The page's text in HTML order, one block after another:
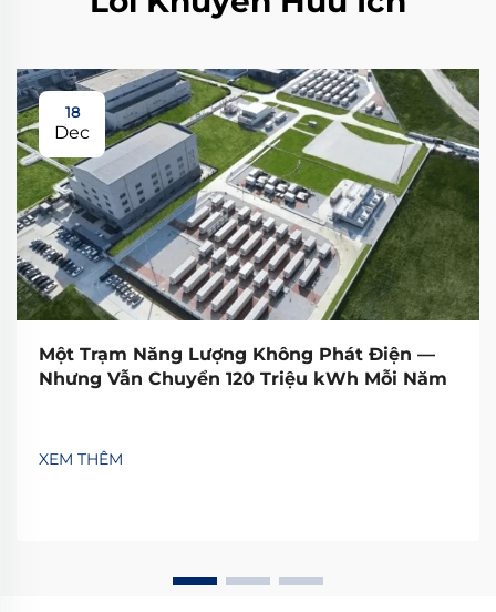
18
Dec
Một Trạm Năng Lượng Không Phát Điện —
Nhưng Vẫn Chuyển 120 Triệu kWh Mỗi Năm
XEM THÊM